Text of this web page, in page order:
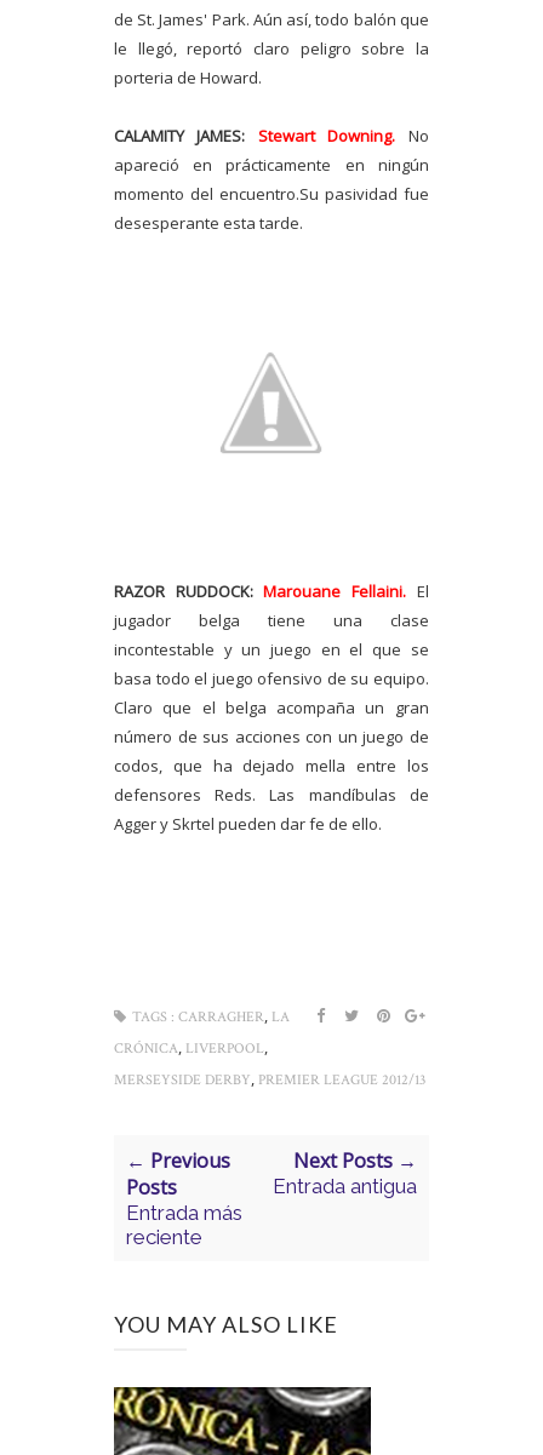
de St. James' Park. Aún así, todo balón que
le llegó, reportó claro peligro sobre la
porteria de Howard.
CALAMITY JAMES: Stewart Downing. No
apareció en prácticamente en ningún
momento del encuentro.Su pasividad fue
desesperante esta tarde.
RAZOR RUDDOCK:Marouane Fellaini. El
jugador belga tiene una clase
incontestable y un juego en el que se
basa todo el juego ofensivo de su equipo.
Claro que el belga acompaña un gran
número de sus acciones con un juego de
codos, que ha dejado mella entre los
defensores Reds. Las mandíbulas de
Agger y Skrtel pueden dar fe de ello.
TAGS : CARRAGHER LA
CRÓNICA LIVERPOOL
MERSEYSIDE DERBY PREMIER LEAGUE 2012/13
← Previous
Posts
Entrada más
reciente
Next Posts →
Entrada antigua
YOU MAY ALSO LIKE